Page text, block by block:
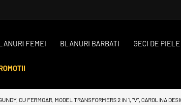
FEMEI BLANURI BARBATI GECI DE PIELE
CU FERMOAR, MODEL TRANSFORMERS 2 IN 1, "V", CAROLINA